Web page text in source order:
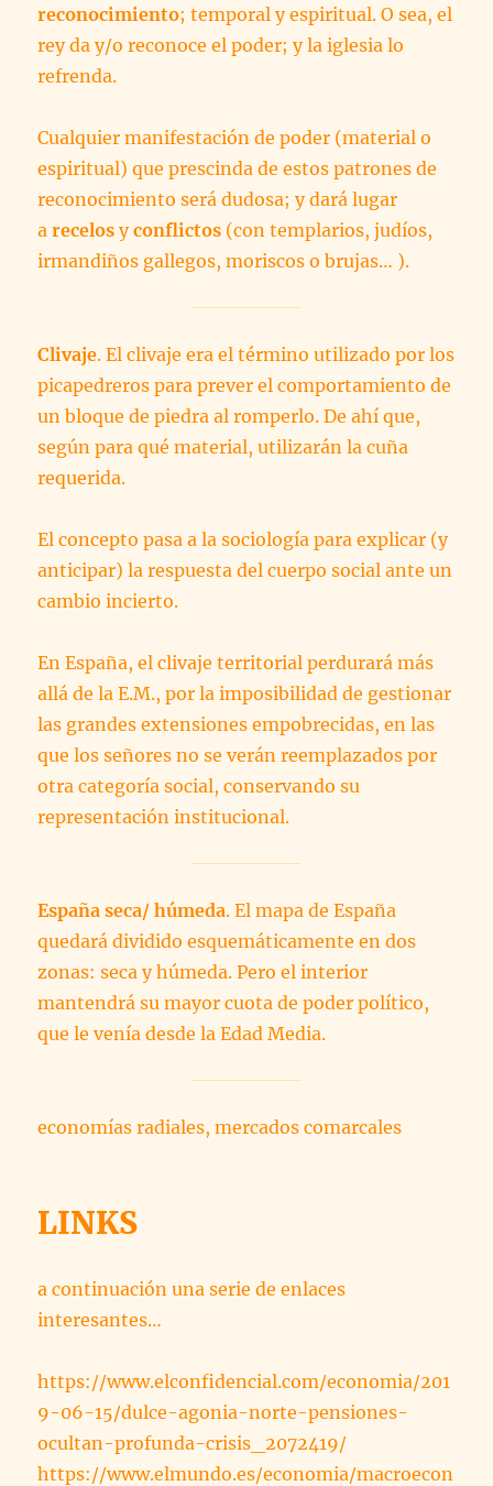
reconocimiento; temporal y espiritual. O sea, el
rey da y/o reconoce el poder; y la iglesia lo
refrenda.
Cualquier manifestación de poder (material o
espiritual) que prescinda de estos patrones de
reconocimiento será dudosa; y dará lugar
arecelosyconflictos (con templarios, judíos,
irmandiños gallegos, moriscos o brujas… ).
Clivaje. El clivaje era el término utilizado por los
picapedreros para prever el comportamiento de
un bloque de piedra al romperlo. De ahí que,
según para qué material, utilizarán la cuña
requerida.
El concepto pasa a la sociología para explicar (y
anticipar) la respuesta del cuerpo social ante un
cambio incierto.
En España, el clivaje territorial perdurará más
allá de la E.M., por la imposibilidad de gestionar
las grandes extensiones empobrecidas, en las
que los señores no se verán reemplazados por
otra categoría social, conservando su
representación institucional.
España seca/ húmeda. El mapa de España
quedará dividido esquemáticamente en dos
zonas: seca y húmeda. Pero el interior
mantendrá su mayor cuota de poder político,
que le venía desde la Edad Media.
economías radiales, mercados comarcales
LINKS
a continuación una serie de enlaces
interesantes…
https://www.elconfidencial.com/economia/201
9-06-15/dulce-agonia-norte-pensiones-
ocultan-profunda-crisis_2072419/
https://www.elmundo.es/economia/macroecon